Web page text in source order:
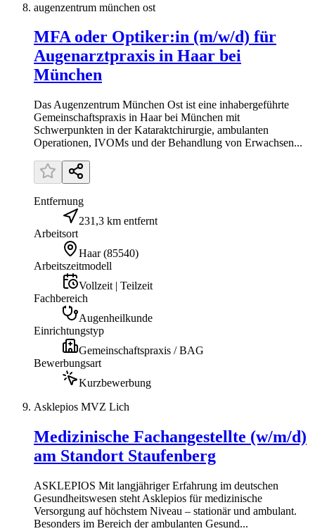
augenzentrum münchen ost
MFA oder Optiker:in (m/w/d) für
Augenarztpraxis in Haar bei
München
Das Augenzentrum München Ost ist eine inhabergeführte
Gemeinschaftspraxis in Haar bei München mit
Schwerpunkten in der Kataraktchirurgie, ambulanten
Operationen, IVOMs und der Behandlung von Erwachsen...
Entfernung
231,3 km entfernt
Arbeitsort
Haar (85540)
Arbeitszeitmodell
Vollzeit | Teilzeit
Fachbereich
Augenheilkunde
Einrichtungstyp
Gemeinschaftspraxis / BAG
Bewerbungsart
Kurzbewerbung
Asklepios MVZ Lich
Medizinische Fachangestellte (w/m/d)
am Standort Staufenberg
ASKLEPIOS Mit langjähriger Erfahrung im deutschen
Gesundheitswesen steht Asklepios für medizinische
Versorgung auf höchstem Niveau – stationär und ambulant.
Besonders im Bereich der ambulanten Gesund...